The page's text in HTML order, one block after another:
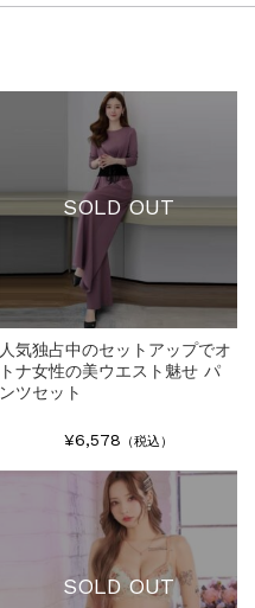
SOLD OUT
人気独占中のセットアップでオ
トナ女性の美ウエスト魅せ パ
ンツセット
¥6,578 （税込）
SOLD OUT